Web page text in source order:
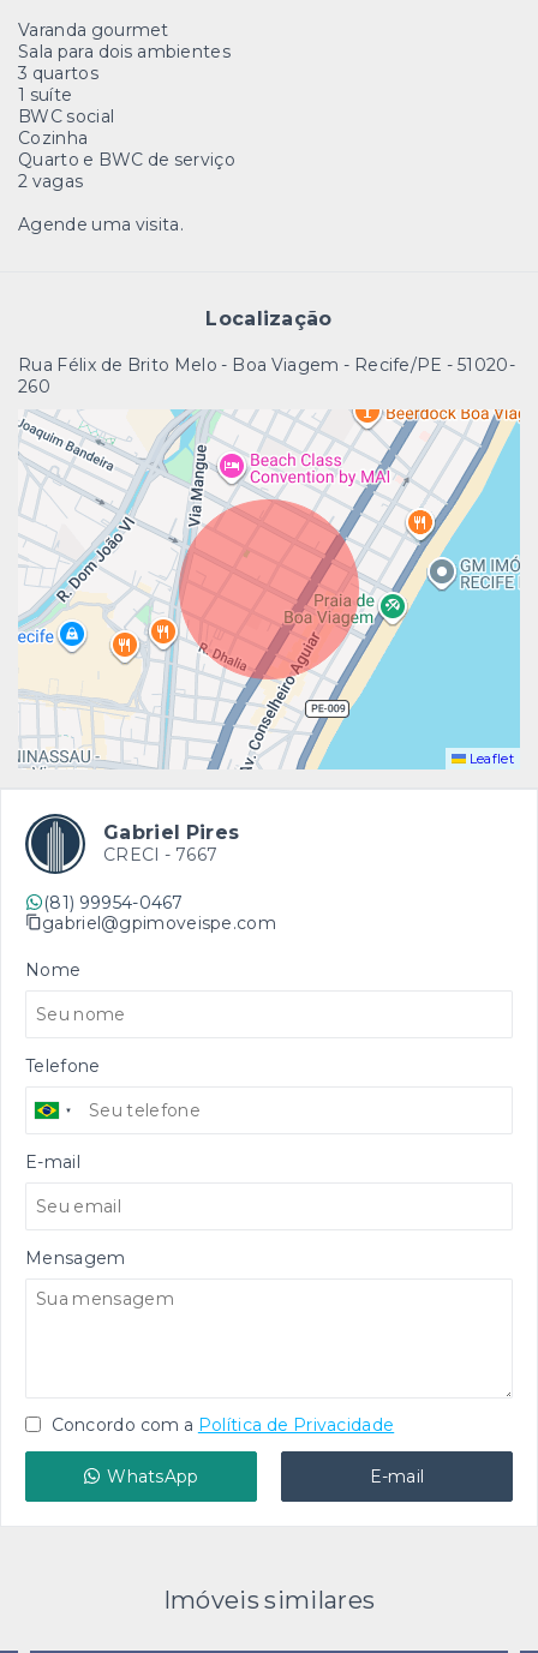
Varanda gourmet
Sala para dois ambientes
3 quartos
1 suíte
BWC social
Cozinha
Quarto e BWC de serviço
2 vagas
Agende uma visita.
Localização
Rua Félix de Brito Melo - Boa Viagem - Recife/PE - 51020-
260
Leaflet
Gabriel Pires
CRECI - 7667
(81) 99954-0467
gabriel@gpimoveispe.com
Nome
Telefone
E-mail
Mensagem
Concordo com a Política de Privacidade
WhatsApp E-mail
Imóveis similares